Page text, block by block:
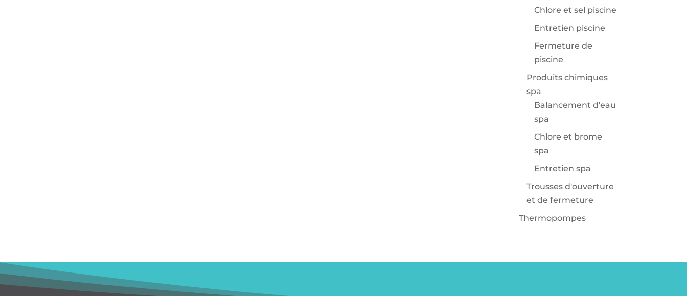
Chlore et sel piscine
Entretien piscine
Fermeture de
piscine
Produits chimiques
spa
Balancement d'eau
spa
Chlore et brome
spa
Entretien spa
Trousses d'ouverture
et de fermeture
Thermopompes